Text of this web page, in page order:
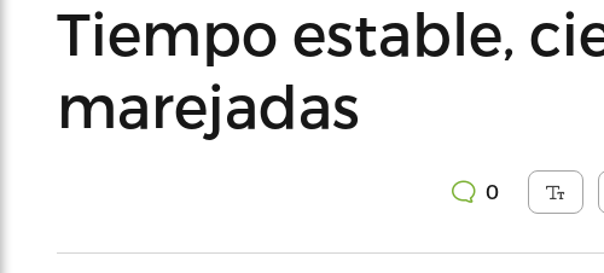
Tiempo estable,
marejadas
0